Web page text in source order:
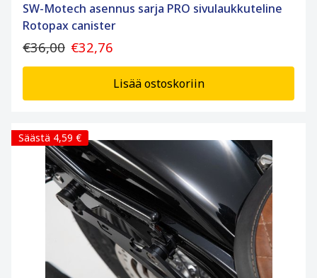
SW-Motech asennus sarja PRO sivulaukkuteline
Rotopax canister
€36,00 €32,76
Lisää ostoskoriin
Säästä 4,59 €